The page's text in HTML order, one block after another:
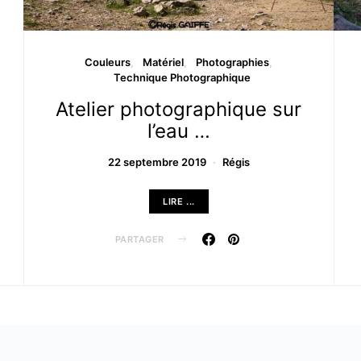
Couleurs Matériel
Photographies
Technique Photographique
Atelier photographique sur
l’eau …
22 septembre 2019 Régis
LIRE ...
PARTAGER